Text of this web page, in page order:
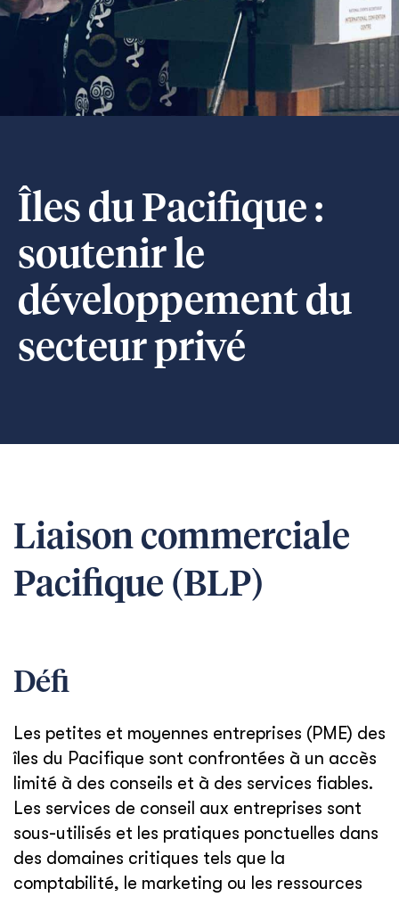
Îles du Pacifique :
soutenir le
développement du
secteur privé
Liaison commerciale
Pacifique (BLP)
Défi
Les petites et moyennes entreprises (PME) des
îles du Pacifique sont confrontées à un accès
limité à des conseils et à des services fiables.
Les services de conseil aux entreprises sont
sous-utilisés et les pratiques ponctuelles dans
des domaines critiques tels que la
comptabilité, le marketing ou les ressources